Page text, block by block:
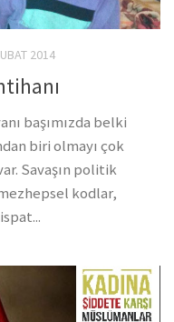
2014
başımızda belki
biri olmayı çok
Savaşın politik
kodlar,